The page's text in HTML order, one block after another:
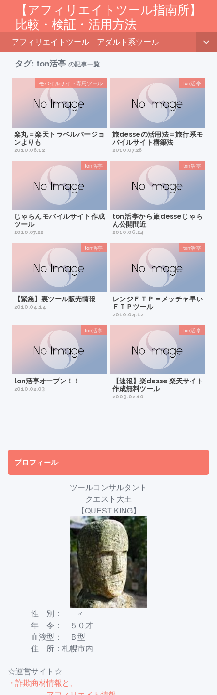
【アフィリエイトツール指南所】
比較・検証・活用方法
アフィリエイトツール アダルト系ツール
タグ: ton活亭 の記事一覧
楽丸＝楽天トラベルバージョ
ンよりも
2010.08.12
モバイルサイト専用ツール
旅desseの活用法＝旅行系モ
バイルサイト構築法
2010.07.28
ton活亭
じゃらんモバイルサイト作成
ツール
2010.07.22
ton活亭
ton活亭から旅desseじゃら
ん公開間近
2010.06.24
ton活亭
【緊急】裏ツール販売情報
2010.04.14
ton活亭
レンジＦＴＰ＝メッチャ早い
ＦＴＰツール
2010.04.12
ton活亭
ton活亭オープン！！
2010.02.03
ton活亭
【速報】楽desse 楽天サイト
作成無料ツール
2009.02.10
ton活亭
プロフィール
ツールコンサルタント
クエスト大王
【QUEST KING】
性 別： ♂
年 令： ５０才
血液型： Ｂ型
住 所：札幌市内
☆運営サイト☆
・詐欺商材情報と、